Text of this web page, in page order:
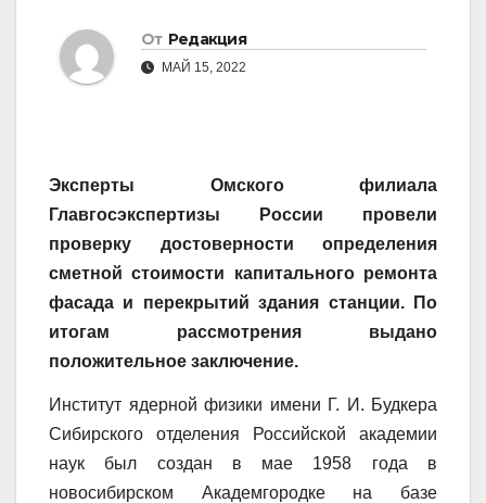
От Редакция
МАЙ 15, 2022
Эксперты Омского филиала
Главгосэкспертизы России провели
проверку достоверности определения
сметной стоимости капитального ремонта
фасада и перекрытий здания станции. По
итогам рассмотрения выдано
положительное заключение.
Институт ядерной физики имени Г. И. Будкера
Сибирского отделения Российской академии
наук был создан в мае 1958 года в
новосибирском Академгородке на базе